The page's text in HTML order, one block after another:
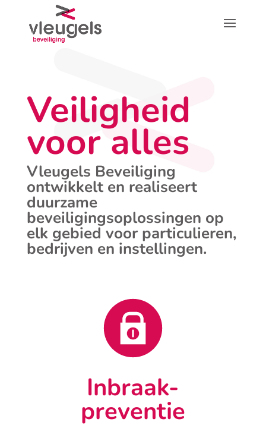
Veiligheid
voor alles
Vleugels Beveiliging
ontwikkelt en realiseert
duurzame
beveiligingsoplossingen op
elk gebied voor particulieren,
bedrijven en instellingen.
Inbraak-
preventie